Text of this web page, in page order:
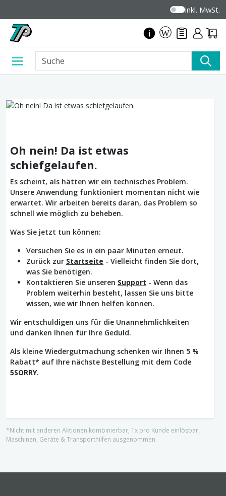
inkl. MwSt.
Oh nein! Da ist etwas
schiefgelaufen.
Es scheint, als hätten wir ein technisches Problem.
Unsere Anwendung funktioniert momentan nicht wie
erwartet. Wir arbeiten bereits daran, das Problem so
schnell wie möglich zu beheben.
Was Sie jetzt tun können:
Versuchen Sie es in ein paar Minuten erneut.
Zurück zur Startseite - Vielleicht finden Sie dort,
was Sie benötigen.
Kontaktieren Sie unseren Support - Wenn das
Problem weiterhin besteht, lassen Sie uns bitte
wissen, wie wir Ihnen helfen können.
Wir entschuldigen uns für die Unannehmlichkeiten
und danken Ihnen für Ihre Geduld.
Als kleine Wiedergutmachung schenken wir Ihnen 5 %
Rabatt* auf Ihre nächste Bestellung mit dem Code
5SORRY.
*Nicht mit anderen Aktionen kombinierbar, 1x pro Kunde einlösbar,
Maschinen, Geräte & Transporthilfen ausgenommen.